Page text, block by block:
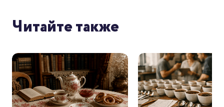
Читайте также